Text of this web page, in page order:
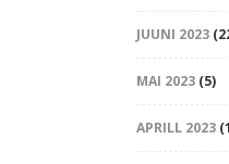
JUUNI 2023
MAI 2023(5)
APRILL 2023